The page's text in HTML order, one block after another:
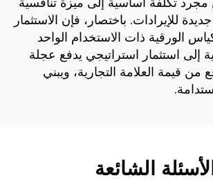
للإيرادات. باختصار، فإن الاستثمار
الورقية ذات الاستخدام الواحد
إلى استثمار استراتيجي يدفع عجلة
من قيمة العلامة التجارية، ويبني
الأسئلة الشائعة